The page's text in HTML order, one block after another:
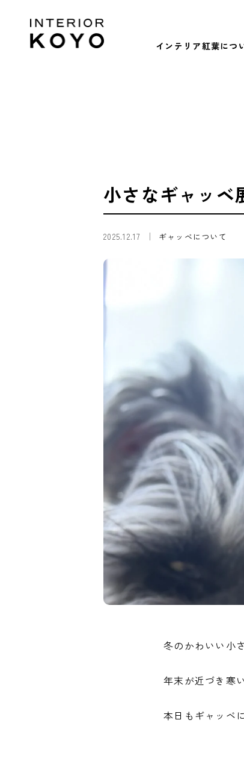
インテリア紅葉につ
小さなギャッベ
2025.12.17 ギャッベについて
冬のかわいい小
年末が近づき寒
本日もギャッベ